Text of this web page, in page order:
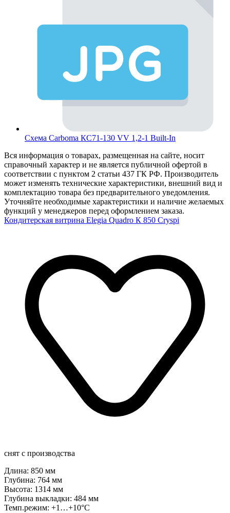
Схема Carboma КС71-130 VV 1,2-1 Built-In
Вся информация о товарах, размещенная на сайте, носит
справочный характер и не является публичной офертой в
соответствии с пунктом 2 статьи 437 ГК РФ. Производитель
может изменять технические характеристики, внешний вид и
комплектацию товара без предварительного уведомления.
Уточняйте необходимые характеристики и наличие желаемых
функций у менеджеров перед оформлением заказа.
Кондитерская витрина Elegia Quadro К 850 Cryspi
снят с производства
Длина: 850 мм
Глубина: 764 мм
Высота: 1314 мм
Глубина выкладки: 484 мм
Темп.режим: +1…+10°C